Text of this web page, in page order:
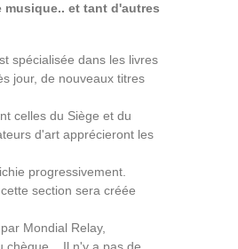
et tant d'autres
spécialisée dans les livres
jour, de nouveaux titres
celles du Siège et du
d'art apprécieront les
progressivement.
section sera créée
Mondial Relay,